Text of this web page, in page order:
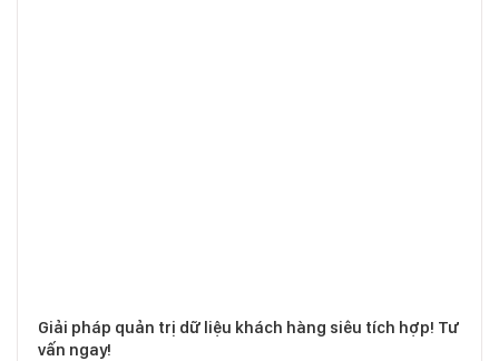
Giải pháp quản trị dữ liệu khách hàng siêu tích hợp! Tư
vấn ngay!